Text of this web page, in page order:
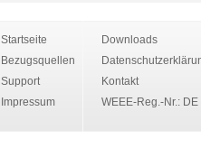
Startseite
Bezugsquellen
Support
Impressum
Downloads
Kontakt
WEEE-Reg.-Nr.: